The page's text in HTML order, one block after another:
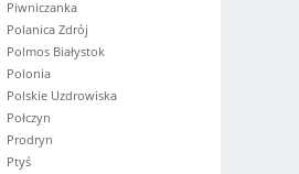
Piwniczanka
Polanica Zdrój
Polmos Białystok
Polonia
Polskie Uzdrowiska
Połczyn
Prodryn
Ptyś